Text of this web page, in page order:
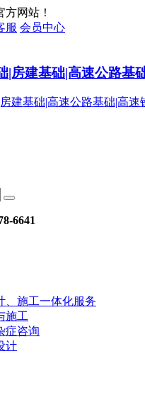
网站！
服 会员中心
|房建基础|高速公路基
6641
、施工一体化服务
施工
症咨询
计